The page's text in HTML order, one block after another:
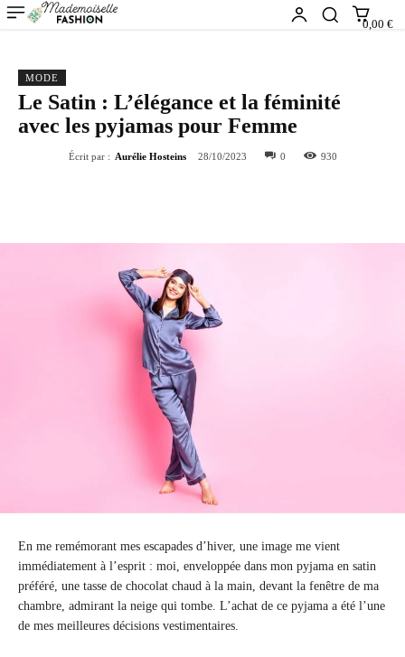
0,00 €
MODE
Le Satin : L’élégance et la féminité
avec les pyjamas pour Femme
Écrit par : Aurélie Hosteins 28/10/2023 0 930
En me remémorant mes escapades d’hiver, une image me vient
immédiatement à l’esprit : moi, enveloppée dans mon pyjama en satin
préféré, une tasse de chocolat chaud à la main, devant la fenêtre de ma
chambre, admirant la neige qui tombe. L’achat de ce pyjama a été l’une
de mes meilleures décisions vestimentaires.